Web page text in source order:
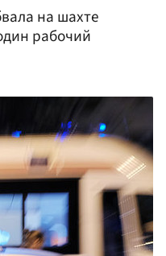
на шахте
рабочий